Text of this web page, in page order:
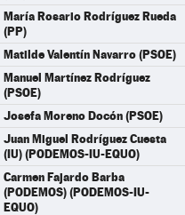
María Rosario Rodríguez Rueda
(PP)
Matilde Valentín Navarro (PSOE)
Manuel Martínez Rodríguez
(PSOE)
Josefa Moreno Docón (PSOE)
Juan Miguel Rodríguez Cuesta
(IU) (PODEMOS-IU-EQUO)
Carmen Fajardo Barba
(PODEMOS) (PODEMOS-IU-
EQUO)